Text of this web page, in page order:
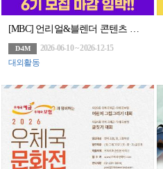
[MBC] 언리얼&블렌더 콘텐츠 전문가 과정 6기 모집
D-4M
2026-06-10 ~ 2026-12-15
대외활동